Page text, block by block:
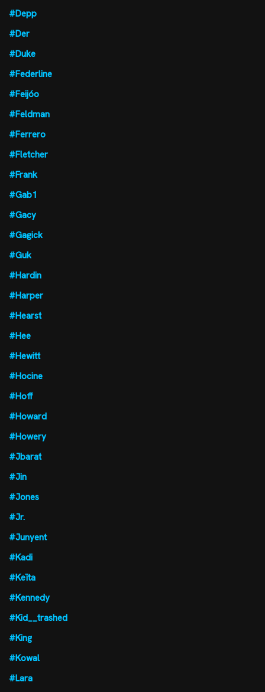
#Depp
#Der
#Duke
#Federline
#Feijóo
#Feldman
#Ferrero
#Fletcher
#Frank
#Gab1
#Gacy
#Gagick
#Guk
#Hardin
#Harper
#Hearst
#Hee
#Hewitt
#Hocine
#Hoff
#Howard
#Howery
#Jbarat
#Jin
#Jones
#Jr.
#Junyent
#Kadi
#Keïta
#Kennedy
#Kid__trashed
#King
#Kowal
#Lara